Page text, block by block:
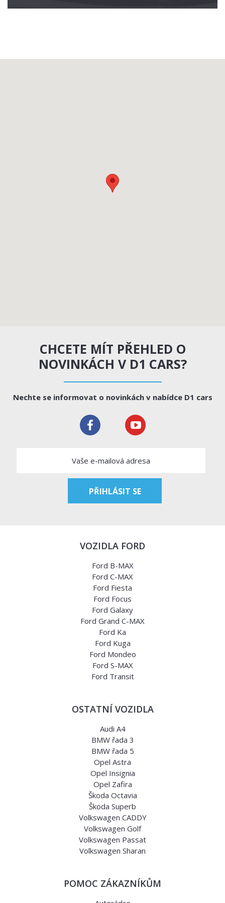
CHCETE MÍT PŘEHLED O
NOVINKÁCH V D1 CARS?
Nechte se informovat o novinkách v nabídce D1 cars
VOZIDLA FORD
Ford B-MAX
Ford C-MAX
Ford Fiesta
Ford Focus
Ford Galaxy
Ford Grand C-MAX
Ford Ka
Ford Kuga
Ford Mondeo
Ford S-MAX
Ford Transit
OSTATNÍ VOZIDLA
Audi A4
BMW řada 3
BMW řada 5
Opel Astra
Opel Insignia
Opel Zafira
Škoda Octavia
Škoda Superb
Volkswagen CADDY
Volkswagen Golf
Volkswagen Passat
Volkswagen Sharan
POMOC ZÁKAZNÍKŮM